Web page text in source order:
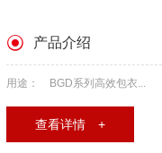
产品介绍
用途： BGD系列高效包衣...
查看详情 +